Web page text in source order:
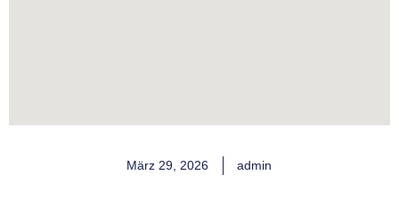
März 29, 2026 admin